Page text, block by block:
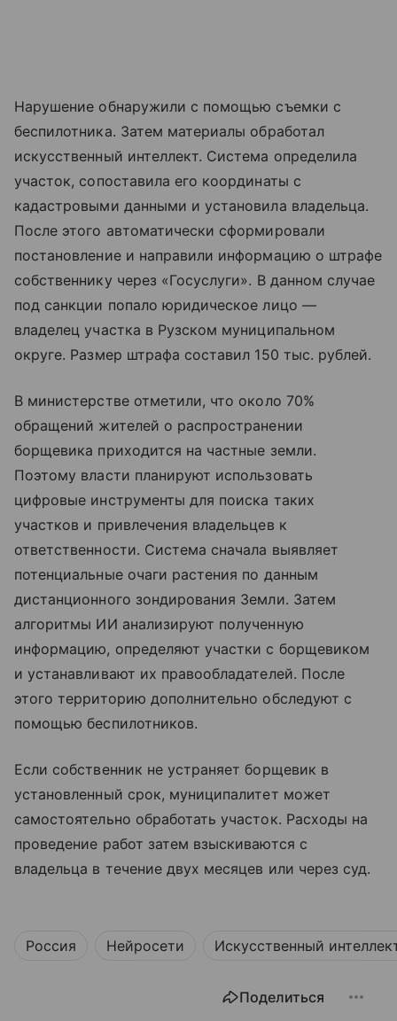
Нарушение обнаружили с помощью съемки с
беспилотника. Затем материалы обработал
искусственный интеллект. Система определила
участок, сопоставила его координаты с
кадастровыми данными и установила владельца.
После этого автоматически сформировали
постановление и направили информацию о штрафе
собственнику через «Госуслуги». В данном случае
под санкции попало юридическое лицо —
владелец участка в Рузском муниципальном
округе. Размер штрафа составил 150 тыс. рублей.
В министерстве отметили, что около 70%
обращений жителей о распространении
борщевика приходится на частные земли.
Поэтому власти планируют использовать
цифровые инструменты для поиска таких
участков и привлечения владельцев к
ответственности. Система сначала выявляет
потенциальные очаги растения по данным
дистанционного зондирования Земли. Затем
алгоритмы ИИ анализируют полученную
информацию, определяют участки с борщевиком
и устанавливают их правообладателей. После
этого территорию дополнительно обследуют с
помощью беспилотников.
Если собственник не устраняет борщевик в
установленный срок, муниципалитет может
самостоятельно обработать участок. Расходы на
проведение работ затем взыскиваются с
владельца в течение двух месяцев или через суд.
Россия Нейросети Искусственный
Поделиться